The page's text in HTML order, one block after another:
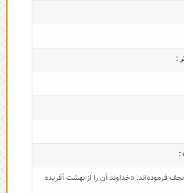
:
:
فرموده‌اند: «خداوند آن را از بهشت آفریده